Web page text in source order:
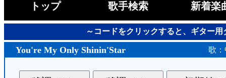
トップ 歌手検索 新着楽
～コードをクリックすると、ギター
You're My Only Shinin'Star 歌